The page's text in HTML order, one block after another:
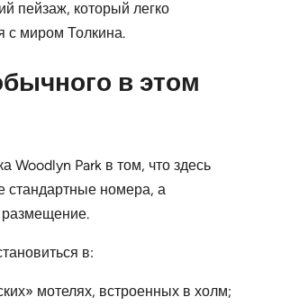
пейзаж, который легко
с миром Толкина.
в этом
Woodlyn Park в том, что здесь
стандартные номера, а
размещение.
в:
мотелях, встроенных в холм;